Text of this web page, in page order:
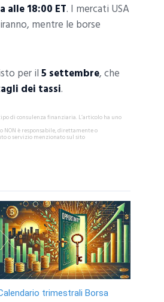
alle 18:00 ET. I mercati USA
mentre le borse
per il5 settembre, che
dei tassi.
di consulenza finanziaria. L’articolo ha uno
è responsabile, direttamente o
o servizio menzionato sul sito
trimestrali Borsa